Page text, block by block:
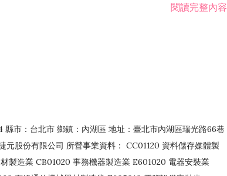
F106020 日常用品批發業 F108031 醫療器材批發業閱讀完整內容
縣市：台北市 鄉鎮：內湖區 地址：臺北市內湖區瑞光路66巷
股份有限公司 所營事業資料： CC01120 資料儲存媒體製
製造業 CB01020 事務機器製造業 E601020 電器安裝業